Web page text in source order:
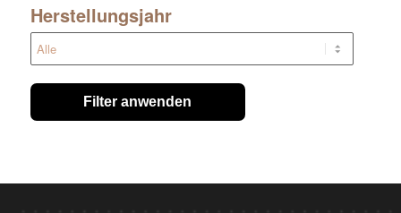
Herstellungsjahr
Filter anwenden